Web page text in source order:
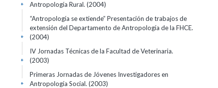
Antropología Rural. (2004)
+
“Antropología se extiende” Presentación de trabajos de
extensión del Departamento de Antropología de la FHCE.
(2004)
+
IV Jornadas Técnicas de la Facultad de Veterinaria.
(2003)
+
Primeras Jornadas de Jóvenes Investigadores en
Antropología Social. (2003)
+